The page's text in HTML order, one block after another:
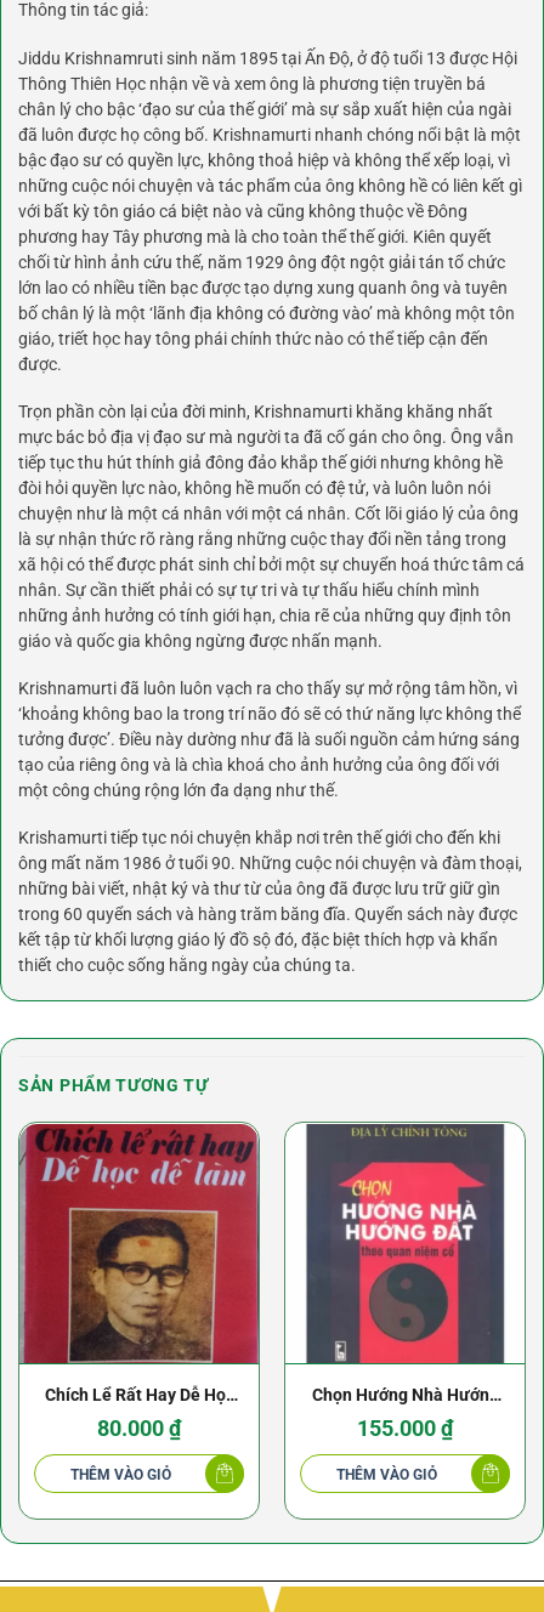
Thông tin tác giả:
Jiddu Krishnamruti sinh năm 1895 tại Ấn Độ, ở độ tuổi 13 được Hội
Thông Thiên Học nhận về và xem ông là phương tiện truyền bá
chân lý cho bậc ‘đạo sư của thế giới’ mà sự sắp xuất hiện của ngài
đã luôn được họ công bố. Krishnamurti nhanh chóng nổi bật là một
bậc đạo sư có quyền lực, không thoả hiệp và không thể xếp loại, vì
những cuộc nói chuyện và tác phẩm của ông không hề có liên kết gì
với bất kỳ tôn giáo cá biệt nào và cũng không thuộc về Đông
phương hay Tây phương mà là cho toàn thể thế giới. Kiên quyết
chối từ hình ảnh cứu thế, năm 1929 ông đột ngột giải tán tổ chức
lớn lao có nhiều tiền bạc được tạo dựng xung quanh ông và tuyên
bố chân lý là một ‘lãnh địa không có đường vào’ mà không một tôn
giáo, triết học hay tông phái chính thức nào có thể tiếp cận đến
được.
Trọn phần còn lại của đời minh, Krishnamurti khăng khăng nhất
mực bác bỏ địa vị đạo sư mà người ta đã cố gán cho ông. Ông vẫn
tiếp tục thu hút thính giả đông đảo khắp thế giới nhưng không hề
đòi hỏi quyền lực nào, không hề muốn có đệ tử, và luôn luôn nói
chuyện như là một cá nhân với một cá nhân. Cốt lõi giáo lý của ông
là sự nhận thức rõ ràng rằng những cuộc thay đổi nền tảng trong
xã hội có thể được phát sinh chỉ bởi một sự chuyển hoá thức tâm cá
nhân. Sự cần thiết phải có sự tự tri và tự thấu hiểu chính mình
những ảnh hưởng có tính giới hạn, chia rẽ của những quy định tôn
giáo và quốc gia không ngừng được nhấn mạnh.
Krishnamurti đã luôn luôn vạch ra cho thấy sự mở rộng tâm hồn, vì
‘khoảng không bao la trong trí não đó sẽ có thứ năng lực không thể
tưởng được’. Điều này dường như đã là suối nguồn cảm hứng sáng
tạo của riêng ông và là chìa khoá cho ảnh hưởng của ông đối với
một công chúng rộng lớn đa dạng như thế.
Krishamurti tiếp tục nói chuyện khắp nơi trên thế giới cho đến khi
ông mất năm 1986 ở tuổi 90. Những cuộc nói chuyện và đàm thoại,
những bài viết, nhật ký và thư từ của ông đã được lưu trữ giữ gìn
trong 60 quyển sách và hàng trăm băng đĩa. Quyển sách này được
kết tập từ khối lượng giáo lý đồ sộ đó, đặc biệt thích hợp và khẩn
thiết cho cuộc sống hằng ngày của chúng ta.
SẢN PHẨM TƯƠNG TỰ
Chích Lể Rất Hay Dễ Học
Dễ Làm – Lương y Nguyễn
Oắng
80.000₫
THÊM VÀO GIỎ
Chọn Hướng Nhà Hướng
Đất Theo Quan Niệm Cổ –
Tôn Nhan
155.000₫
THÊM VÀO GIỎ